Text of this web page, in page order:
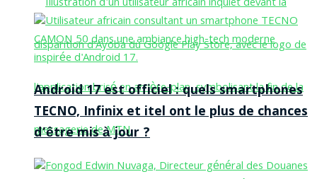
Android 17 est officiel : quels smartphones
TECNO, Infinix et itel ont le plus de chances
d’être mis à jour ?